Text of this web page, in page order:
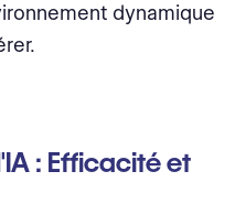
dynamique
: Efficacité et